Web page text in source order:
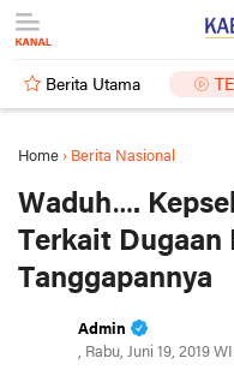
Berita Utama
Home › Berita Nasional
Waduh….
Terkait Dugaan
Tanggapannya
Admin
, Rabu, Juni 19, 2019